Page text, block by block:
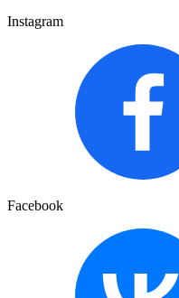
Instagram
Facebook